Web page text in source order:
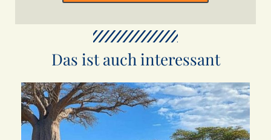
Das ist auch interessant